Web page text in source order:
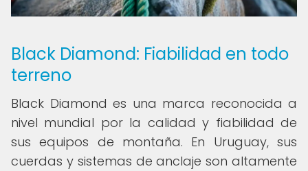
Black Diamond: Fiabilidad en todo
terreno
Black Diamond es una marca reconocida a
nivel mundial por la calidad y fiabilidad de
sus equipos de montaña. En Uruguay, sus
cuerdas y sistemas de anclaje son altamente